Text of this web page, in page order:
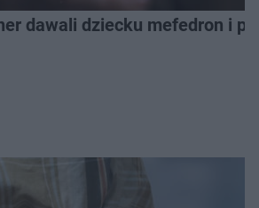
dawali dziecku mefedron i